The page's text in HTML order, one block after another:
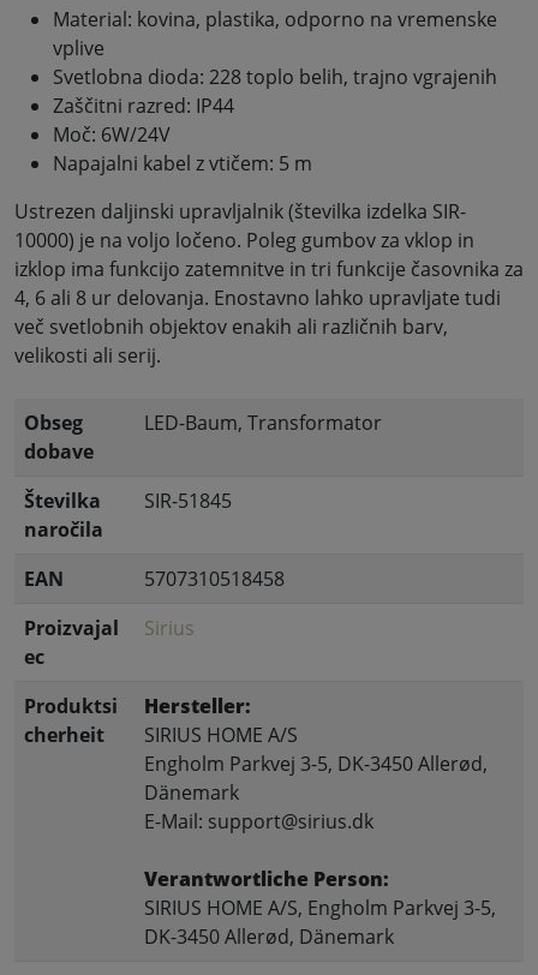
Material: kovina, plastika, odporno na vremenske
vplive
Svetlobna dioda: 228 toplo belih, trajno vgrajenih
Zaščitni razred: IP44
Moč: 6W/24V
Napajalni kabel z vtičem: 5 m
Ustrezen daljinski upravljalnik (številka izdelka SIR-
10000) je na voljo ločeno. Poleg gumbov za vklop in
izklop ima funkcijo zatemnitve in tri funkcije časovnika za
4, 6 ali 8 ur delovanja. Enostavno lahko upravljate tudi
več svetlobnih objektov enakih ali različnih barv,
velikosti ali serij.
Obseg
dobave
LED-Baum, Transformator
Številka
naročila
SIR-51845
EAN
5707310518458
Proizvajal
ec
Sirius
Produktsi
cherheit
Hersteller:
SIRIUS HOME A/S
Engholm Parkvej 3-5, DK-3450 Allerød,
Dänemark
E-Mail: support@sirius.dk
Verantwortliche Person:
SIRIUS HOME A/S, Engholm Parkvej 3-5,
DK-3450 Allerød, Dänemark